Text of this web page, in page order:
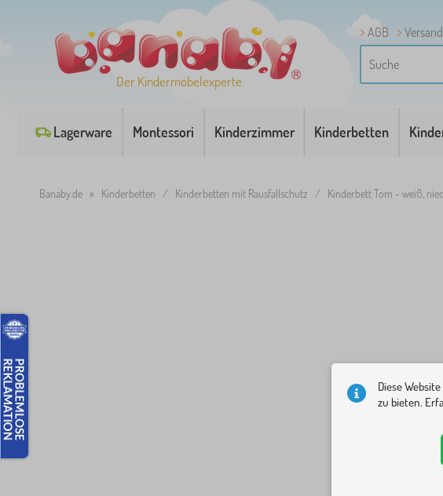
Der Kindermöbelexperte
AGB
Lagerware Montessori Kinderzimmer Kinderbetten
Banaby.de » Kinderbetten / Kinderbetten mit Rausfallschutz / Kinderbett Tom - weiß,
Diese
zu bieten.